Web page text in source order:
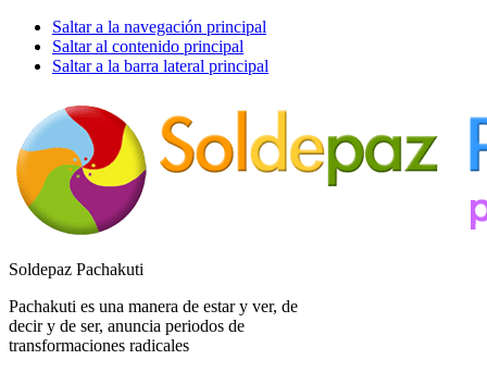
Saltar a la navegación principal
Saltar al contenido principal
Saltar a la barra lateral principal
Soldepaz Pachakuti
Pachakuti es una manera de estar y ver, de
decir y de ser, anuncia periodos de
transformaciones radicales